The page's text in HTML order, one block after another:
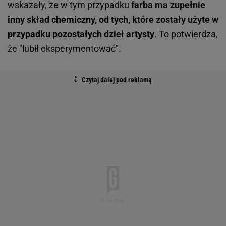
wskazały, że w tym przypadku farba ma zupełnie
inny skład chemiczny, od tych, które zostały użyte w
przypadku pozostałych dzieł artysty. To potwierdza,
że "lubił eksperymentować".